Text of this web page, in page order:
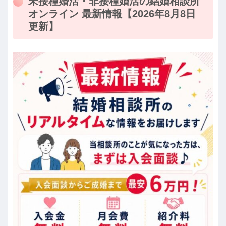
オンライン 最新情報【2026年8月8日
更新】